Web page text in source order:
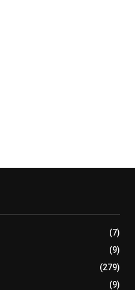
(7)
(9)
(279)
(9)